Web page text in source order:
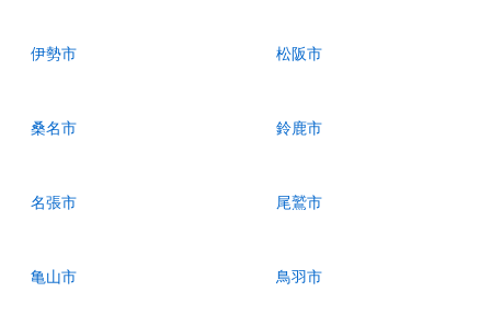
伊勢市 松阪市
桑名市 鈴鹿市
名張市 尾鷲市
亀山市 鳥羽市